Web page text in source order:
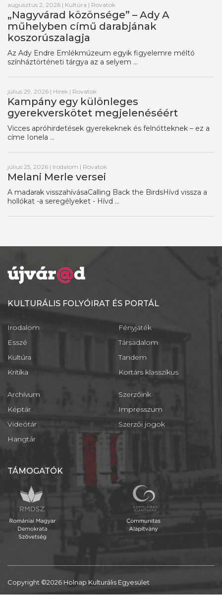
augusztus 2, 2026 | Kultúra | Rovatok
„Nagyvárad közönsége” – Ady A
műhelyben című darabjának
koszorúszalagja
Az Ady Endre Emlékmúzeum egyik figyelemre méltó
színháztörténeti tárgya az a selyem ...
július 29, 2026 | Hírek | Rovatok
Kampány egy különleges
gyerekverskötet megjelenéséért
Vicces apróhirdetések gyerekeknek és felnőtteknek – ez a
címe Ionela ...
július 25, 2026 | Irodalom | Rovatok
Melani Merle versei
A madarak visszahívásaCalling Back the BirdsHívd vissza a
hollókat -a seregélyeket - Hívd ...
KULTURÁLIS FOLYÓIRAT ÉS PORTÁL
Irodalom
Esszé
Kultúra
Kritika
Fényjáték
Társadalom
Tandem
Kortárs klasszikus
Archívum
Képtár
Videótár
Hangtár
Szerzőink
Impresszum
Szerzői jogok
TÁMOGATÓK
Copyright ©2026 Holnap Kulturális Egyesület